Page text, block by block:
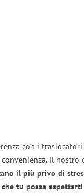
con i
Il
il più privo di
tu possa